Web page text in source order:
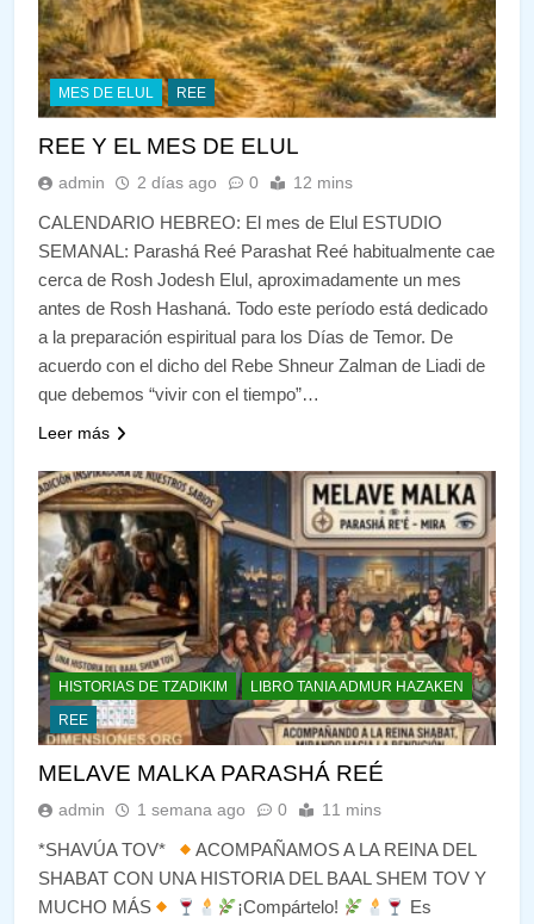
MES DE ELUL REE
REE Y EL MES DE ELUL
admin 2 días ago 0 12 mins
CALENDARIO HEBREO: El mes de Elul ESTUDIO
SEMANAL: Parashá Reé Parashat Reé habitualmente cae
cerca de Rosh Jodesh Elul, aproximadamente un mes
antes de Rosh Hashaná. Todo este período está dedicado
a la preparación espiritual para los Días de Temor. De
acuerdo con el dicho del Rebe Shneur Zalman de Liadi de
que debemos “vivir con el tiempo”…
Leer más
HISTORIAS DE TZADIKIM
LIBRO TANIA ADMUR HAZAKEN
REE
MELAVE MALKA PARASHÁ REÉ
admin 1 semana ago 0 11 mins
*SHAVÚA TOV*
ACOMPAÑAMOS A LA REINA DEL
SHABAT CON UNA HISTORIA DEL BAAL SHEM TOV Y
MUCHO MÁS
¡Compártelo!
Es